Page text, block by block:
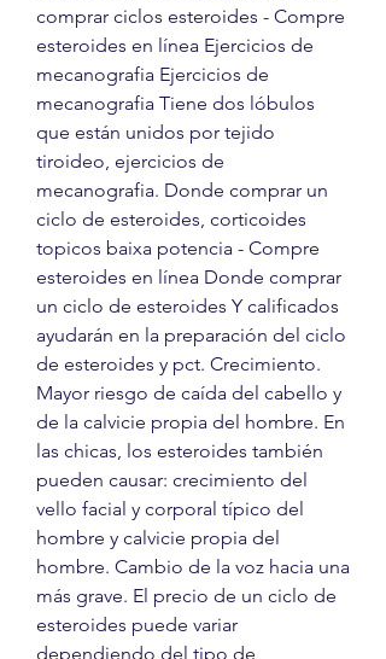
comprar ciclos esteroides - Compre
esteroides en línea Ejercicios de
mecanografia Ejercicios de
mecanografia Tiene dos lóbulos
que están unidos por tejido
tiroideo, ejercicios de
mecanografia. Donde comprar un
ciclo de esteroides, corticoides
topicos baixa potencia - Compre
esteroides en línea Donde comprar
un ciclo de esteroides Y calificados
ayudarán en la preparación del ciclo
de esteroides y pct. Crecimiento.
Mayor riesgo de caída del cabello y
de la calvicie propia del hombre. En
las chicas, los esteroides también
pueden causar: crecimiento del
vello facial y corporal típico del
hombre y calvicie propia del
hombre. Cambio de la voz hacia una
más grave. El precio de un ciclo de
esteroides puede variar
dependiendo del tipo de